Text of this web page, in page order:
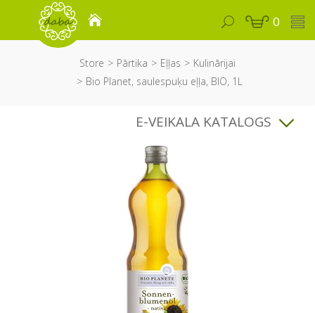
0
Store Pārtika Eļļas
Kulinārijai
Bio Planet, saulespuķu eļļa, BIO, 1L
E-VEIKALA KATALOGS